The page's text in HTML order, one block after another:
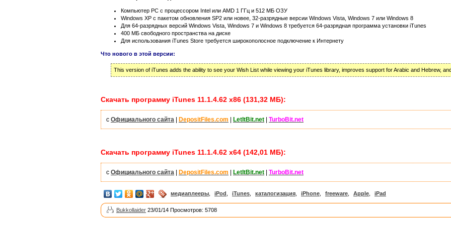
Компьютер PC с процессором Intel или AMD 1 ГГц и 512 МБ ОЗУ
Windows XP с пакетом обновления SP2 или новее, 32-разрядные версии Windows Vista, Windows 7 или Windows 8
Для 64-разрядных версий Windows Vista, Windows 7 и Windows 8 требуется 64-разрядная программа установки iTunes
400 МБ свободного пространства на диске
Для использования iTunes Store требуется широкополосное подключение к Интернету
Что нового в этой версии:
This version of iTunes adds the ability to see your Wish List while viewing your iTunes library, improves support for Arabic and Hebrew,
Скачать программу iTunes 11.1.4.62 x86 (131,32 МБ):
с Официального сайта DepositFiles.com LetItBit.net TurboBit.net
Скачать программу iTunes 11.1.4.62 x64 (142,01 МБ):
с Официального сайта DepositFiles.com LetItBit.net TurboBit.net
медиаплееры iPod iTunes каталогизация iPhone freeware Apple iPad
Bukkollaider 23/01/14 Просмотров: 5708